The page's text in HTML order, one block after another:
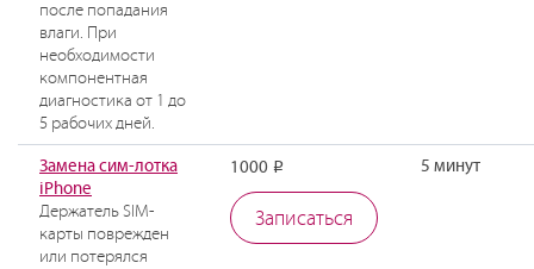
после попадания
влаги. При
необходимости
компонентная
диагностика от 1 до
5 рабочих дней.
Замена сим-лотка
iPhone
Держатель SIM-
карты поврежден
или потерялся
1000 Р
Записаться
5 минут